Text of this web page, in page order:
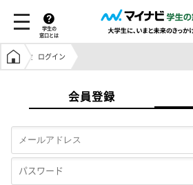
学生の
窓口とは
学生の窓口トップ
ログイン
会員登録